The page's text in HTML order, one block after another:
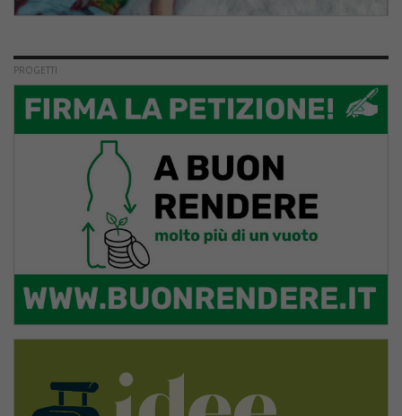
PROGETTI